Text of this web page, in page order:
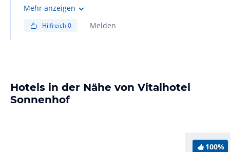
bei 4,30€ für das Viertel an. Ordentliche offene Weine
Mehr anzeigen
Hilfreich0 Melden
Hotels in der Nähe von Vitalhotel
Sonnenhof
100%